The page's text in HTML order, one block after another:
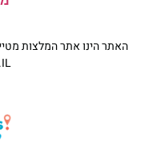
האתר הינו אתר המלצות